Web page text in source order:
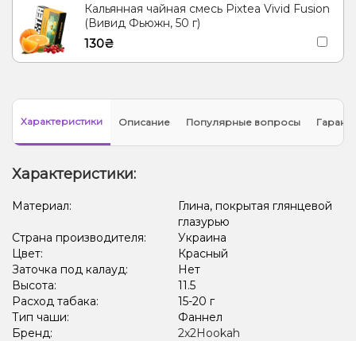
Кальянная чайная смесь Pixtea Vivid Fusion
(Вивид Фьюжн, 50 г)
130₴
Характеристики Описание Популярные вопросы
Характеристики:
Материал:
Глина, покрытая глянцевой
глазурью
Страна производителя:
Украина
Цвет:
Красный
Заточка под калауд:
Нет
Высота:
11.5
Расход табака:
15-20 г
Тип чаши:
Фаннел
Бренд:
2x2Hookah